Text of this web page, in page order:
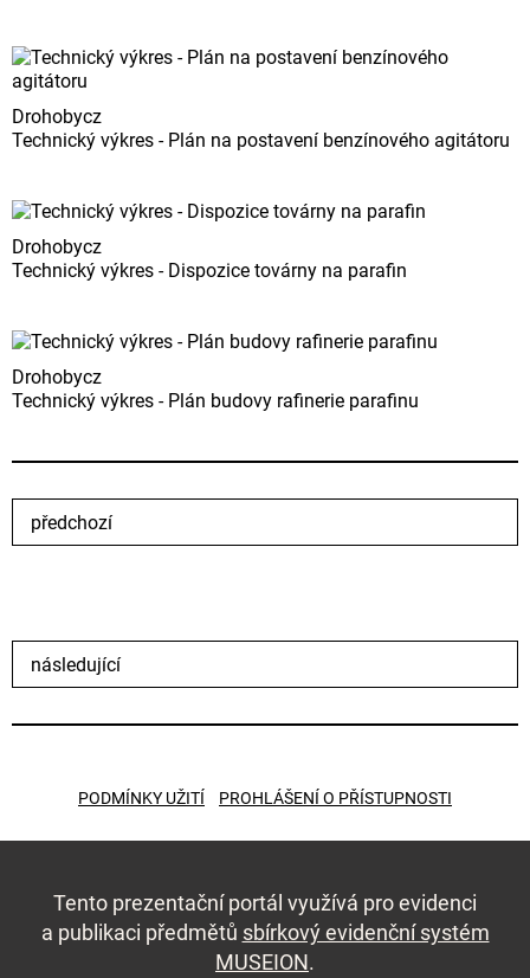
Drohobycz
Technický výkres - Plán na postavení benzínového agitátoru
Drohobycz
Technický výkres - Dispozice továrny na parafin
Drohobycz
Technický výkres - Plán budovy rafinerie parafinu
předchozí
následující
PODMÍNKY UŽITÍ PROHLÁŠENÍ O PŘÍSTUPNOSTI
Tento prezentační portál využívá pro evidenci
a publikaci předmětů sbírkový evidenční systém
MUSEION.